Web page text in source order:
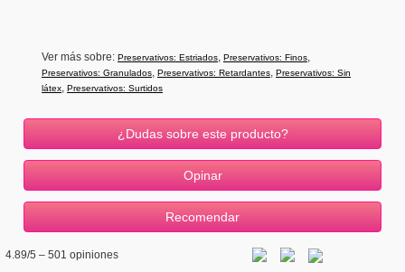
Ver más sobre: Preservativos: Estriados Preservativos: Finos
Preservativos: Granulados Preservativos: Retardantes Preservativos: Sin
látex Preservativos: Surtidos
¿Dudas sobre este producto?
4.89/5 – 501 opiniones